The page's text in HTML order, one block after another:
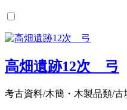
高畑遺跡12次 弓
考古資料/木簡・木製品類/古